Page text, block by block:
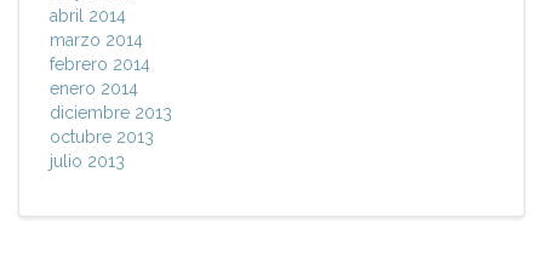
abril 2014
marzo 2014
febrero 2014
enero 2014
diciembre 2013
octubre 2013
julio 2013